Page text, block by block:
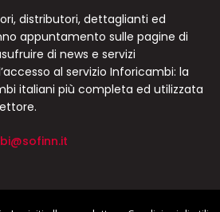
distributori, dettaglianti ed
appuntamento sulle pagine di
di news e servizi
al servizio Inforicambi: la
italiani più completa ed utilizzata